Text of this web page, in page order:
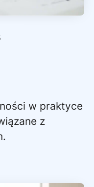
w praktyce
z